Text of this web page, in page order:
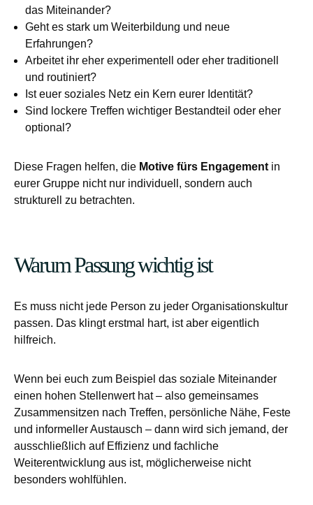
das Miteinander?
Geht es stark um Weiterbildung und neue
Erfahrungen?
Arbeitet ihr eher experimentell oder eher traditionell
und routiniert?
Ist euer soziales Netz ein Kern eurer Identität?
Sind lockere Treffen wichtiger Bestandteil oder eher
optional?
Diese Fragen helfen, die Motive fürs Engagement in
eurer Gruppe nicht nur individuell, sondern auch
strukturell zu betrachten.
Warum Passung wichtig ist
Es muss nicht jede Person zu jeder Organisationskultur
passen. Das klingt erstmal hart, ist aber eigentlich
hilfreich.
Wenn bei euch zum Beispiel das soziale Miteinander
einen hohen Stellenwert hat – also gemeinsames
Zusammensitzen nach Treffen, persönliche Nähe, Feste
und informeller Austausch – dann wird sich jemand, der
ausschließlich auf Effizienz und fachliche
Weiterentwicklung aus ist, möglicherweise nicht
besonders wohlfühlen.